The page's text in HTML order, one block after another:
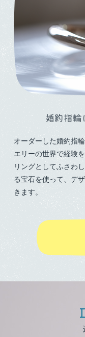
婚約指
オーダーした婚約指
エリーの世界で経験
リングとしてふさわ
る宝石を使って、デ
きます。